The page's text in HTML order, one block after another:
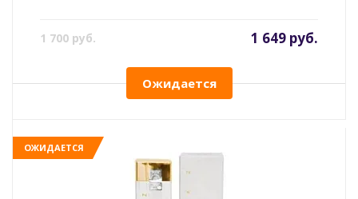
1 700 руб. 1 649 руб.
Ожидается
ОЖИДАЕТСЯ